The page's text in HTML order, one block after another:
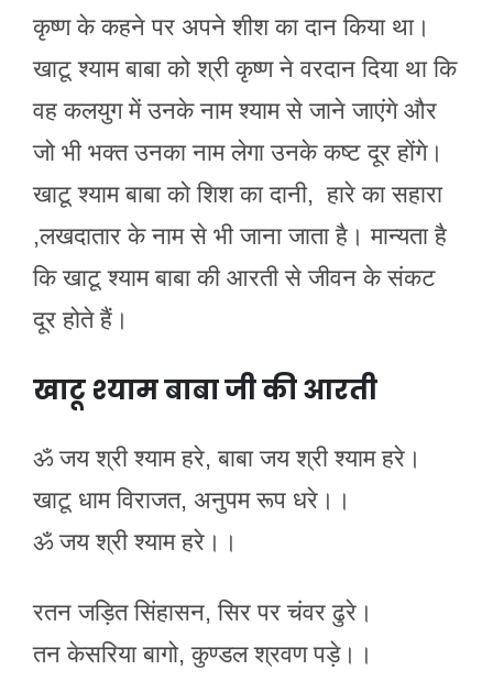
कृष्ण के कहने पर अपने शीश का दान किया था।
खाटू श्याम बाबा को श्री कृष्ण ने वरदान दिया था कि
वह कलयुग में उनके नाम श्याम से जाने जाएंगे और
जो भी भक्त उनका नाम लेगा उनके कष्ट दूर होंगे।
खाटू श्याम बाबा को शिश का दानी, हारे का सहारा
,लखदातार के नाम से भी जाना जाता है। मान्यता है
कि खाटू श्याम बाबा की आरती से जीवन के संकट
दूर होते हैं।
खाटू श्याम बाबा जी की आरती
ॐ जय श्री श्याम हरे, बाबा जय श्री श्याम हरे।
खाटू धाम विराजत, अनुपम रूप धरे।।
ॐ जय श्री श्याम हरे।।
रतन जड़ित सिंहासन, सिर पर चंवर ढुरे।
तन केसरिया बागो, कुण्डल श्रवण पड़े।।